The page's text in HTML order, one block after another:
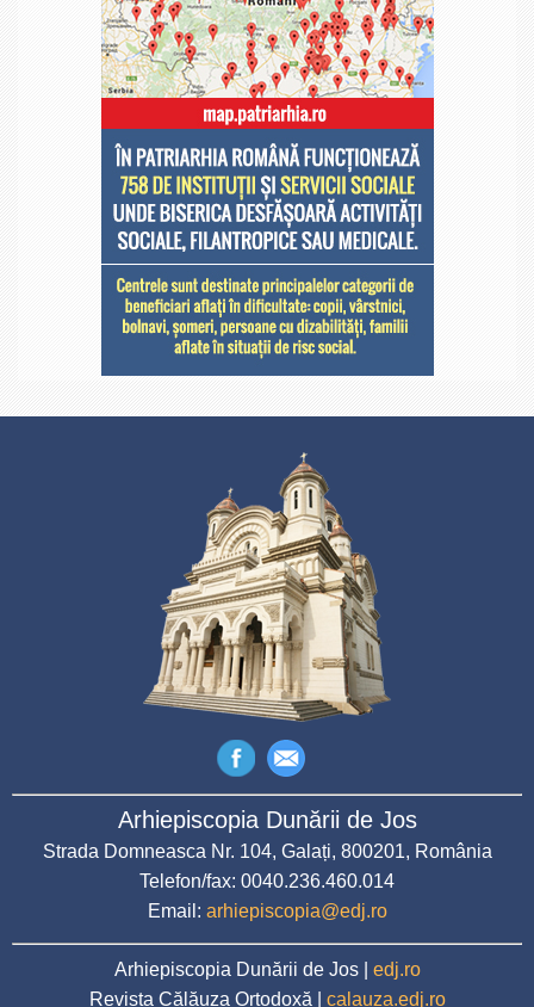
Arhiepiscopia Dunării de Jos
Strada Domneasca Nr. 104, Galați, 800201, România
Telefon/fax: 0040.236.460.014
Email: arhiepiscopia@edj.ro
Arhiepiscopia Dunării de Jos | edj.ro
Revista Călăuza Ortodoxă | calauza.edj.ro